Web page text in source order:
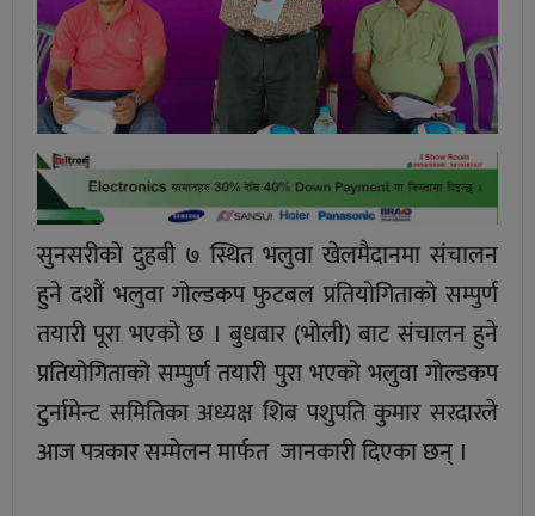
सुनसरीको दुहबी ७ स्थित भलुवा खेलमैदानमा संचालन
हुने दशौं भलुवा गोल्डकप फुटबल प्रतियोगिताको सम्पुर्ण
तयारी पूरा भएको छ । बुधबार (भोली) बाट संचालन हुने
प्रतियोगिताको सम्पुर्ण तयारी पुरा भएको भलुवा गोल्डकप
टुर्नामेन्ट समितिका अध्यक्ष शिब पशुपति कुमार सरदारले
आज पत्रकार सम्मेलन मार्फत जानकारी दिएका छन् ।